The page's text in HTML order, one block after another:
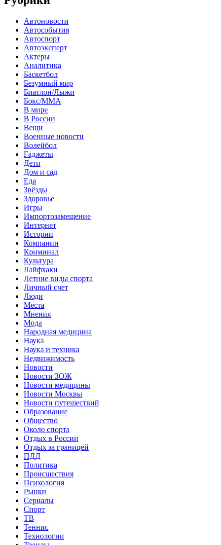
Автоновости
Автособытия
Автоспорт
Автоэксперт
Актеры
Аналитика
Баскетбол
Безумный мир
Биатлон/Лыжи
Бокс/MMA
В мире
В России
Вещи
Военные новости
Волейбол
Гаджеты
Дети
Дом и сад
Еда
Звёзды
Здоровье
Игры
Импортозамещение
Интернет
Истории
Компании
Криминал
Культура
Лайфхаки
Летние виды спорта
Личный счет
Люди
Места
Мнения
Мода
Народная медицина
Наука
Наука и техника
Недвижимость
Новости
Новости ЗОЖ
Новости медицины
Новости Москвы
Новости путешествий
Образование
Общество
Около спорта
Отдых в России
Отдых за границей
ПДД
Политика
Происшествия
Психология
Рынки
Сериалы
Спорт
ТВ
Теннис
Технологии